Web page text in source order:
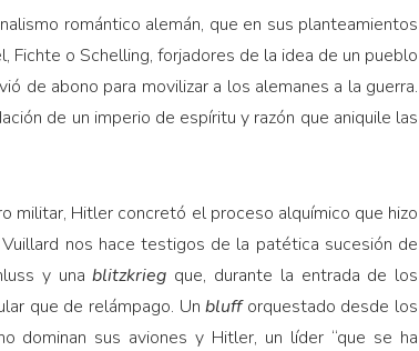
romántico alemán, que en sus planteamientos
Fichte o Schelling, forjadores de la idea de un pueblo
de abono para movilizar a los alemanes a la guerra.
de un imperio de espíritu y razón que aniquile las
militar, Hitler concretó el proceso alquímico que hizo
nos hace testigos de la patética sucesión de
y unablitzkrieg que, durante la entrada de los
que de relám­pago. Unblufforquestado desde los
domi­nan sus aviones y Hitler, un líder “que se ha